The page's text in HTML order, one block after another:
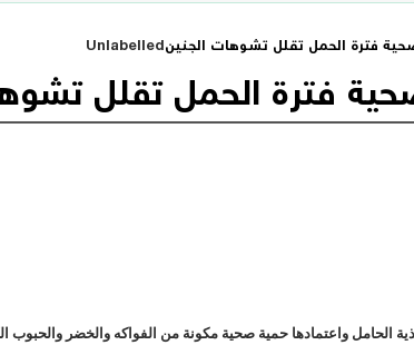
Unlabelledفترة الحمل تقلل تشوهات الجنين
فترة الحمل تقلل
واعتمادها حمية صحية مكونة من الفواكه والخضر والحبوب